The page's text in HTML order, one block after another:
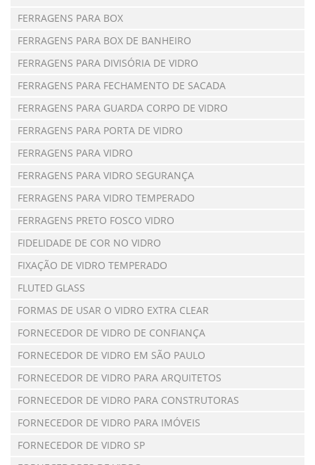
FERRAGENS PARA BOX
FERRAGENS PARA BOX DE BANHEIRO
FERRAGENS PARA DIVISÓRIA DE VIDRO
FERRAGENS PARA FECHAMENTO DE SACADA
FERRAGENS PARA GUARDA CORPO DE VIDRO
FERRAGENS PARA PORTA DE VIDRO
FERRAGENS PARA VIDRO
FERRAGENS PARA VIDRO SEGURANÇA
FERRAGENS PARA VIDRO TEMPERADO
FERRAGENS PRETO FOSCO VIDRO
FIDELIDADE DE COR NO VIDRO
FIXAÇÃO DE VIDRO TEMPERADO
FLUTED GLASS
FORMAS DE USAR O VIDRO EXTRA CLEAR
FORNECEDOR DE VIDRO DE CONFIANÇA
FORNECEDOR DE VIDRO EM SÃO PAULO
FORNECEDOR DE VIDRO PARA ARQUITETOS
FORNECEDOR DE VIDRO PARA CONSTRUTORAS
FORNECEDOR DE VIDRO PARA IMÓVEIS
FORNECEDOR DE VIDRO SP